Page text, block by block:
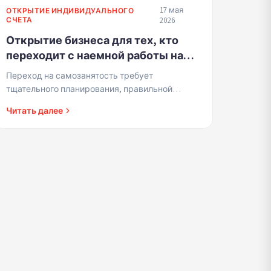
ОТКРЫТИЕ ИНДИВИДУАЛЬНОГО
СЧЕТА
17 мая
2026
Открытие бизнеса для тех, кто
переходит с наемной работы на
полную самозанятость - умные
этапы перехода, которые
Переход на самозанятость требует
тщательного планирования, правильной
финансовых последствий.
Читать далее